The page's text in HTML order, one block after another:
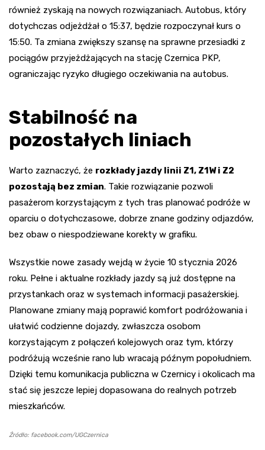
również zyskają na nowych rozwiązaniach. Autobus, który
dotychczas odjeżdżał o 15:37, będzie rozpoczynał kurs o
15:50. Ta zmiana zwiększy szansę na sprawne przesiadki z
pociągów przyjeżdżających na stację Czernica PKP,
ograniczając ryzyko długiego oczekiwania na autobus.
Stabilność na
pozostałych liniach
Warto zaznaczyć, że rozkłady jazdy linii Z1, Z1W i Z2
pozostają bez zmian. Takie rozwiązanie pozwoli
pasażerom korzystającym z tych tras planować podróże w
oparciu o dotychczasowe, dobrze znane godziny odjazdów,
bez obaw o niespodziewane korekty w grafiku.
Wszystkie nowe zasady wejdą w życie 10 stycznia 2026
roku. Pełne i aktualne rozkłady jazdy są już dostępne na
przystankach oraz w systemach informacji pasażerskiej.
Planowane zmiany mają poprawić komfort podróżowania i
ułatwić codzienne dojazdy, zwłaszcza osobom
korzystającym z połączeń kolejowych oraz tym, którzy
podróżują wcześnie rano lub wracają późnym popołudniem.
Dzięki temu komunikacja publiczna w Czernicy i okolicach ma
stać się jeszcze lepiej dopasowana do realnych potrzeb
mieszkańców.
Źródło: facebook.com/UGCzernica